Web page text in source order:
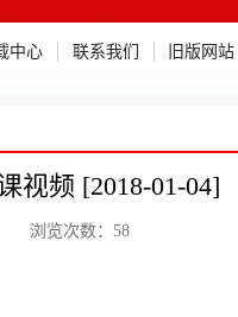
中心 联系我们 旧版网站
视频 [2018-01-04]
览次数： 58